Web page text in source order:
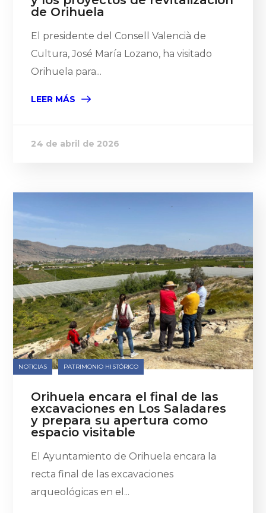
de Orihuela
El presidente del Consell Valencià de
Cultura, José María Lozano, ha visitado
Orihuela para...
LEER MÁS
24 de abril de 2026
NOTICIAS PATRIMONIO HISTÓRICO
Orihuela encara el final de las
excavaciones en Los Saladares
y prepara su apertura como
espacio visitable
El Ayuntamiento de Orihuela encara la
recta final de las excavaciones
arqueológicas en el...